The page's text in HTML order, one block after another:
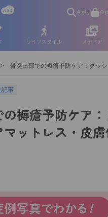
さがす 会
ライフスタイル メディア
骨突出部での褥瘡予防ケア：クッ
記事
褥瘡予防ケア
マットレス・皮